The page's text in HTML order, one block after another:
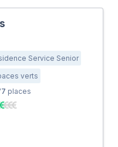
Service Senior
verts
places